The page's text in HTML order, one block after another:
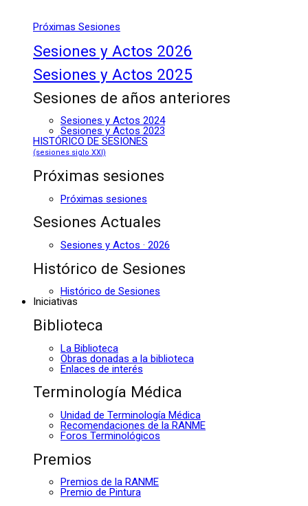
Próximas Sesiones
Sesiones y Actos 2026
Sesiones y Actos 2025
Sesiones de años anteriores
Sesiones y Actos 2024
Sesiones y Actos 2023
HISTÓRICO DE SESIONES
(sesiones siglo XXI)
Próximas sesiones
Próximas sesiones
Sesiones Actuales
Sesiones y Actos · 2026
Histórico de Sesiones
Histórico de Sesiones
Iniciativas
Biblioteca
La Biblioteca
Obras donadas a la biblioteca
Enlaces de interés
Terminología Médica
Unidad de Terminología Médica
Recomendaciones de la RANME
Foros Terminológicos
Premios
Premios de la RANME
Premio de Pintura